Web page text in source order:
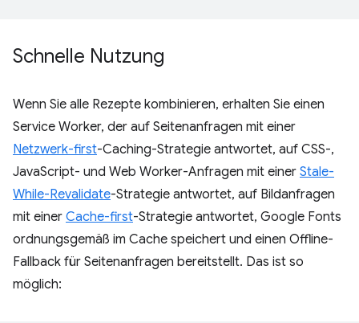
Schnelle Nutzung
Wenn Sie alle Rezepte kombinieren, erhalten Sie einen
Service Worker, der auf Seitenanfragen mit einer
Netzwerk-first-Caching-Strategie antwortet, auf CSS-,
JavaScript- und Web Worker-Anfragen mit einer Stale-
While-Revalidate-Strategie antwortet, auf Bildanfragen
mit einer Cache-first-Strategie antwortet, Google Fonts
ordnungsgemäß im Cache speichert und einen Offline-
Fallback für Seitenanfragen bereitstellt. Das ist so
möglich: